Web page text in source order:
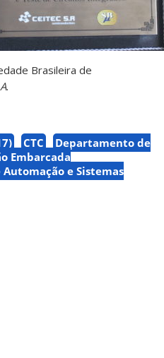
Brasileira de
.
CTC
Departamento de
Embarcada
e Sistemas